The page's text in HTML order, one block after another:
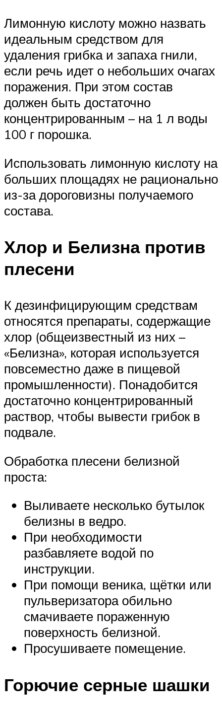
Лимонную кислоту можно назвать
идеальным средством для
удаления грибка и запаха гнили,
если речь идет о небольших очагах
поражения. При этом состав
должен быть достаточно
концентрированным – на 1 л воды
100 г порошка.
Использовать лимонную кислоту на
больших площадях не рационально
из-за дороговизны получаемого
состава.
Хлор и Белизна против
плесени
К дезинфицирующим средствам
относятся препараты, содержащие
хлор (общеизвестный из них –
«Белизна», которая используется
повсеместно даже в пищевой
промышленности). Понадобится
достаточно концентрированный
раствор, чтобы вывести грибок в
подвале.
Обработка плесени белизной
проста:
Выливаете несколько бутылок
белизны в ведро.
При необходимости
разбавляете водой по
инструкции.
При помощи веника, щётки или
пульверизатора обильно
смачиваете пораженную
поверхность белизной.
Просушиваете помещение.
Горючие серные шашки